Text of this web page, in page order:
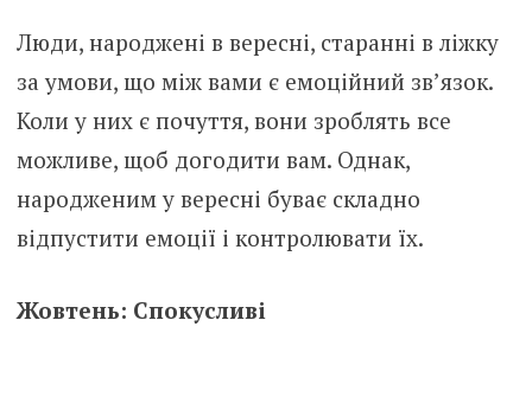
Люди, народжені в вересні, старанні в ліжку
за умови, що між вами є емоційний зв’язок.
Коли у них є почуття, вони зроблять все
можливе, щоб догодити вам. Однак,
народженим у вересні буває складно
відпустити емоції і контролювати їх.
Жовтень: Спокусливі